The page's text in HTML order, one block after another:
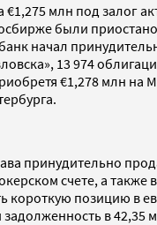
млн под залог
были
начал
13 974
€1,278 млн на
принудительно
счете, а
позицию в
в 42,35